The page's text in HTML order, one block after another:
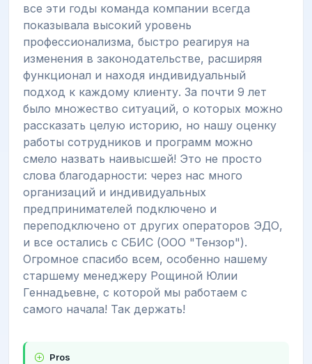
все эти годы команда компании всегда
показывала высокий уровень
профессионализма, быстро реагируя на
изменения в законодательстве, расширяя
функционал и находя индивидуальный
подход к каждому клиенту. За почти 9 лет
было множество ситуаций, о которых можно
рассказать целую историю, но нашу оценку
работы сотрудников и программ можно
смело назвать наивысшей! Это не просто
слова благодарности: через нас много
организаций и индивидуальных
предпринимателей подключено и
переподключено от других операторов ЭДО,
и все остались с СБИС (ООО "Тензор").
Огромное спасибо всем, особенно нашему
старшему менеджеру Рощиной Юлии
Геннадьевне, с которой мы работаем с
самого начала! Так держать!
Pros